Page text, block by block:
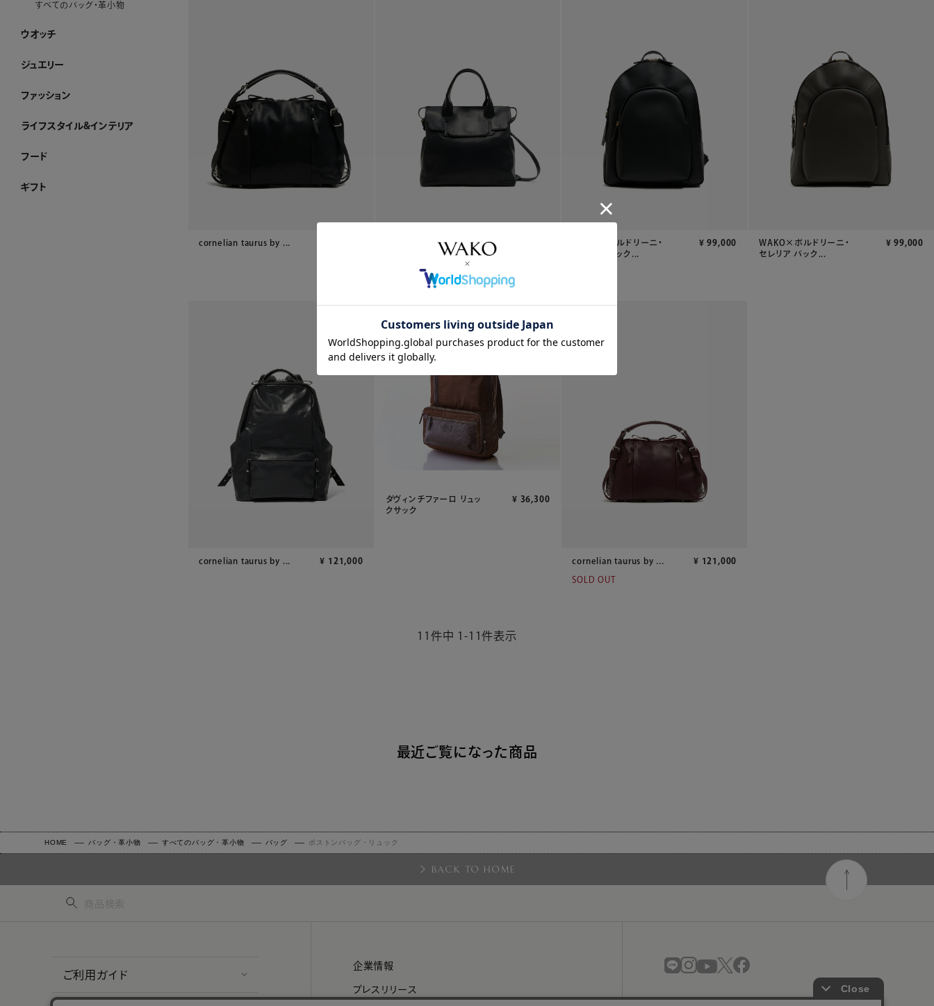
すべてのバッグ・革小物
ウオッチ
ウオッチ ホーム
WAKOウオッチ メンズ
WAKOウオッチ レディース
セイコーウオッチ
ボーム＆メルシエウオッチ
イッセイミヤケウオッチ
すべてのウオッチ
ジュエリー
ジュエリー ホーム
アショカダイヤモンド
ネックレス
イヤリング・ピアス
ブレスレット
ブローチ
リング
すべてのジュエリー
ファッション
ファッション ホーム
PURE CRAFT
NEW CLOSET
レディースアパレル
メンズアパレル
ストール・マフラー・スカーフ
ハンカチーフ
アクセサリー
その他のファッション雑貨
WEB限定
すべてのファッション
ライフスタイル&インテリア
ライフスタイル&インテリア ホーム
クロック
リビング
ダイニング
ベビーグッズ
その他インテリア雑貨
加工ができるお品
WEB限定
すべてのライフスタイル&インテリア
フード
ギフト
cornelian taurus by ... cornelian taurus by ...
WAKO×ボルドリーニ・
セレリア バック...
¥ 99,000
WAKO×ボルドリーニ・
セレリア バック...
¥ 99,000
cornelian taurus by ... ¥ 121,000
ダヴィンチファーロ リュッ
クサック
¥ 36,300
cornelian taurus by ... ¥ 121,000
SOLD OUT
11 件中 1 -11件表示
最近ご覧になった商品
HOME バッグ・革小物 すべてのバッグ・革小物 バッグ ボストンバッグ・リュック
BACK TO HOME
ご利用ガイド
企業情報
プレスリリース